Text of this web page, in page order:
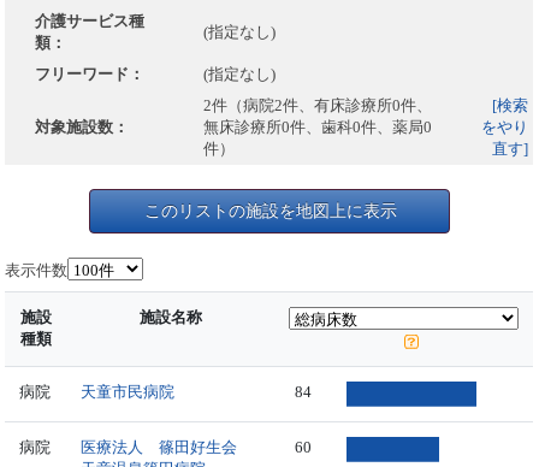
介護サービス種
類：
(指定なし)
フリーワード： (指定なし)
対象施設数：
2件（病院2件、有床診療所0件、
無床診療所0件、歯科0件、薬局0
件）
[検索
をやり
直す]
このリストの施設を地図上に表示
表示件数
施設
種類
施設名称
病院 天童市民病院 84
病院
医療法人 篠田好生会
60